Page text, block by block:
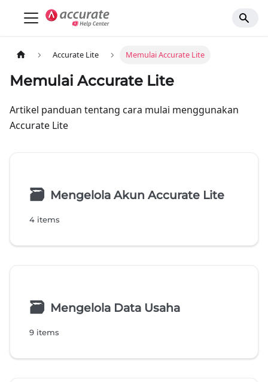
Accurate Lite Memulai Accurate Lite
Memulai Accurate Lite
Artikel panduan tentang cara mulai menggunakan
Accurate Lite
🗃 Mengelola Akun Accurate Lite
4 items
🗃 Mengelola Data Usaha
9 items